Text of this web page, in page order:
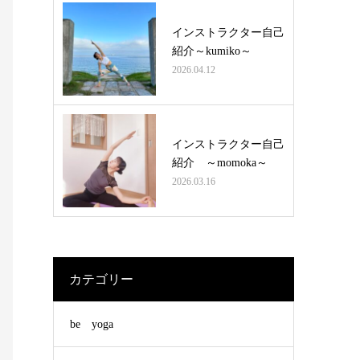
インストラクター自己
紹介～kumiko～
2026.04.12
インストラクター自己
紹介 ～momoka～
2026.03.16
カテゴリー
be yoga